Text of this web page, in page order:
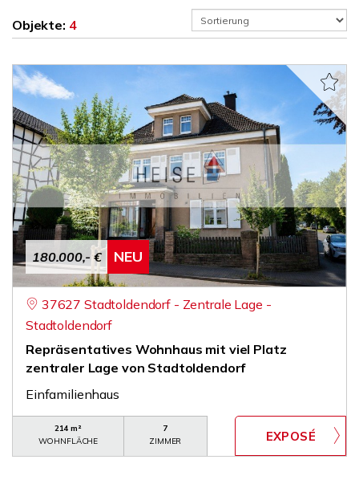
Objekte: 4
180.000,- € NEU
37627 Stadtoldendorf - Zentrale Lage -
Stadtoldendorf
Repräsentatives Wohnhaus mit viel Platz
zentraler Lage von Stadtoldendorf
Einfamilienhaus
214 m²
WOHNFLÄCHE
7
ZIMMER